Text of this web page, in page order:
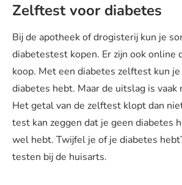
Zelftest voor diabetes
Bij de apotheek of drogisterij kun je
diabetestest kopen. Er zijn ook online
koop. Met een diabetes zelftest kun
diabetes hebt. Maar de uitslag is
Het getal van de zelftest klopt dan
test kan zeggen dat je geen diabetes
wel hebt. Twijfel je of je diabetes
testen bij de huisarts.